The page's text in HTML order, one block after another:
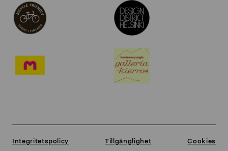
Integritetspolicy Tillgänglighet Cookies